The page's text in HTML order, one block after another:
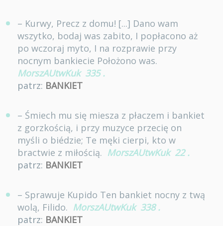
– Kurwy, Precz z domu! [...] Dano wam
wszytko, bodaj was zabito, I popłacono aż
po wczoraj myto, I na rozprawie przy
nocnym bankiecie Położono was.
MorszAUtwKuk 335 .
patrz: BANKIET
– Śmiech mu się miesza z płaczem i bankiet
z gorzkością, i przy muzyce przecię on
myśli o biédzie; Te męki cierpi, kto w
bractwie z miłością. MorszAUtwKuk 22 .
patrz: BANKIET
– Sprawuje Kupido Ten bankiet nocny z twą
wolą, Filido. MorszAUtwKuk 338 .
patrz: BANKIET